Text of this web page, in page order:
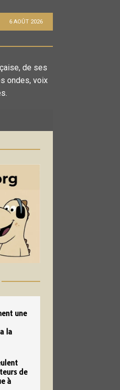
6 AOÛT 2026
de ses
ondes, voix
une
la
de
à